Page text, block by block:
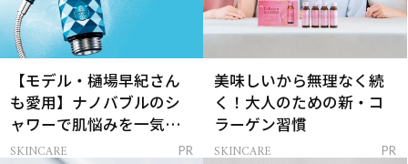
【モデル・樋場早紀さん
も愛用】ナノバブルのシ
ャワーで肌悩みを一気に
解決
SKINCARE PR
美味しいから無理なく続
く！大人のための新・コ
ラーゲン習慣
SKINCARE PR